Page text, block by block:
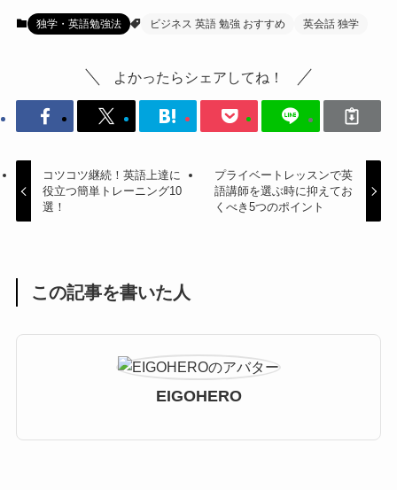
独学・英語勉強法 ビジネス 英語 勉強 おすすめ 英会話 独学
よかったらシェアしてね！
コツコツ継続！英語上達に
役立つ簡単トレーニング10
選！
プライベートレッスンで英
語講師を選ぶ時に抑えてお
くべき5つのポイント
この記事を書いた人
EIGOHERO